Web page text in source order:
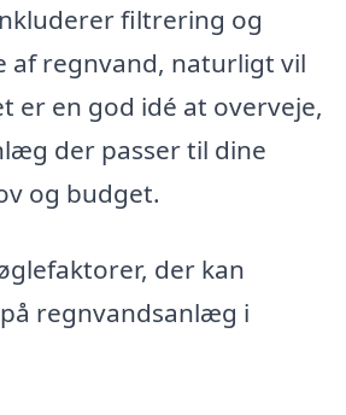
filtrering og
af regnvand, naturligt vil
er en god idé at overveje,
der passer til dine
og budget.
der kan
regnvandsanlæg i